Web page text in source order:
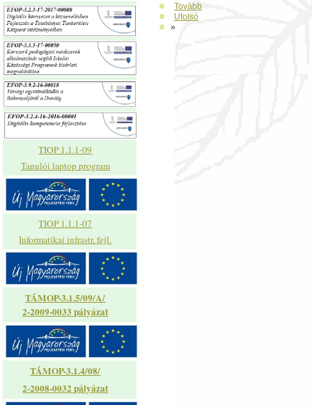
TIOP 1.1.1-09
Tanulói laptop program
TIOP 1.1.1-07
Informatikai infrastr. fejl.
TÁMOP-3.1.5/09/A/
2-2009-0033 pályázat
TÁMOP-3.1.4/08/
2-2008-0032 pályázat
Tovább
Utolsó
»